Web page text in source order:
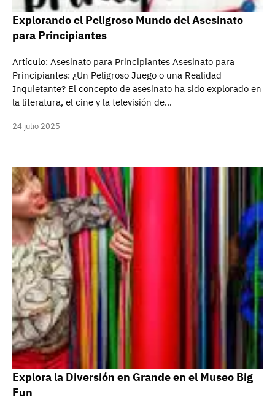
Explorando el Peligroso Mundo del Asesinato
para Principiantes
Artículo: Asesinato para Principiantes Asesinato para
Principiantes: ¿Un Peligroso Juego o una Realidad
Inquietante? El concepto de asesinato ha sido explorado en
la literatura, el cine y la televisión de…
24 julio 2025
Explora la Diversión en Grande en el Museo Big
Fun